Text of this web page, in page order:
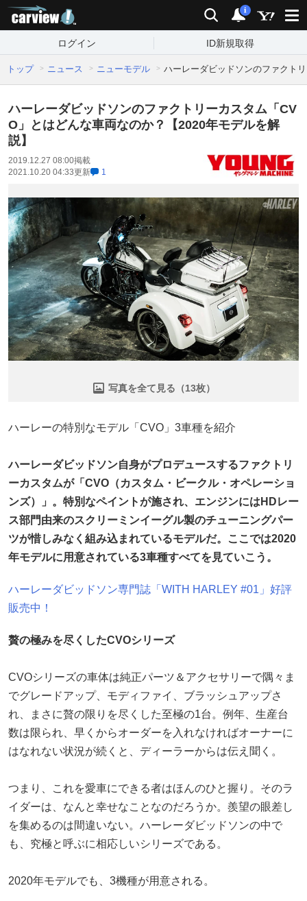
検索 通知
i
ログイン ID新規取得
トップ ニュース ニューモデル ハーレーダビッドソンのファクト
ハーレーダビッドソンのファクトリーカスタム「CV
O」とはどんな車両なのか？【2020年モデルを解
説】
2019.12.27 08:00掲載
2021.10.20 04:33更新 1
写真を全て見る（13枚）
ハーレーの特別なモデル「CVO」3車種を紹介
ハーレーダビッドソン自身がプロデュースするファクトリ
ーカスタムが「CVO（カスタム・ビークル・オペレーショ
ンズ）」。特別なペイントが施され、エンジンにはHDレー
ス部門由来のスクリーミンイーグル製のチューニングパー
ツが惜しみなく組み込まれているモデルだ。ここでは2020
年モデルに用意されている3車種すべてを見ていこう。
ハーレーダビッドソン専門誌「WITH HARLEY #01」好評
販売中！
贅の極みを尽くしたCVOシリーズ
CVOシリーズの車体は純正パーツ＆アクセサリーで隅々ま
でグレードアップ、モディファイ、ブラッシュアップさ
れ、まさに贅の限りを尽くした至極の1台。例年、生産台
数は限られ、早くからオーダーを入れなければオーナーに
はなれない状況が続くと、ディーラーからは伝え聞く。
つまり、これを愛車にできる者はほんのひと握り。そのラ
イダーは、なんと幸せなことなのだろうか。羨望の眼差し
を集めるのは間違いない。ハーレーダビッドソンの中で
も、究極と呼ぶに相応しいシリーズである。
2020年モデルでも、3機種が用意される。